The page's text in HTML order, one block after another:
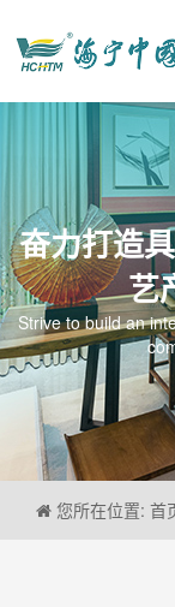
奋力打造
艺
Strive to build an
您所在位置: 首